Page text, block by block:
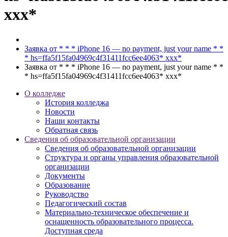
ххх*
Заявка от * * * iPhone 16 — no payment, just your name * *
* hs=ffa5f15fa04969c4f31411fcc6ee4063* ххх*
Заявка от * * * iPhone 16 — no payment, just your name * *
* hs=ffa5f15fa04969c4f31411fcc6ee4063* ххх*
О колледже
История колледжа
Новости
Наши контакты
Обратная связь
Сведения об образовательной организации
Сведения об образовательной организации
Структура и органы управления образовательной
организации
Документы
Образование
Руководство
Педагогический состав
Материально-техническое обеспечение и
оснащенность образовательного процесса.
Доступная среда